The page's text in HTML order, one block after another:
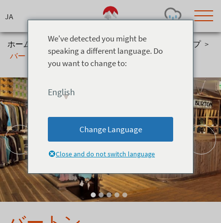
to
Today's Outlook
Snow (cm)
0
24h
- - -
0
Bottom Top
Lifts open Runs (%)
0
Current
0
Feels Like
-
Wind (km/h) Barometric Pressure
ホーム インフォ＆サービス > お買い物 ショップ >
バートン
We've detected you might be
speaking a different language. Do
you want to change to:
English
Change Language
Close and do not switch language